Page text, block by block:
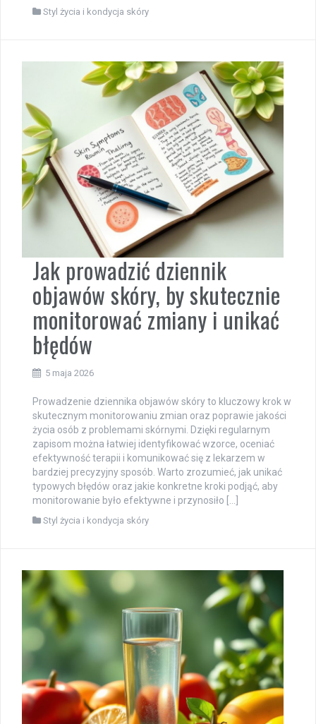
Styl życia i kondycja skóry
Jak prowadzić dziennik
objawów skóry, by skutecznie
monitorować zmiany i unikać
błędów
5 maja 2026
Prowadzenie dziennika objawów skóry to kluczowy krok w
skutecznym monitorowaniu zmian oraz poprawie jakości
życia osób z problemami skórnymi. Dzięki regularnym
zapisom można łatwiej identyfikować wzorce, oceniać
efektywność terapii i komunikować się z lekarzem w
bardziej precyzyjny sposób. Warto zrozumieć, jak unikać
typowych błędów oraz jakie konkretne kroki podjąć, aby
monitorowanie było efektywne i przynosiło […]
Styl życia i kondycja skóry